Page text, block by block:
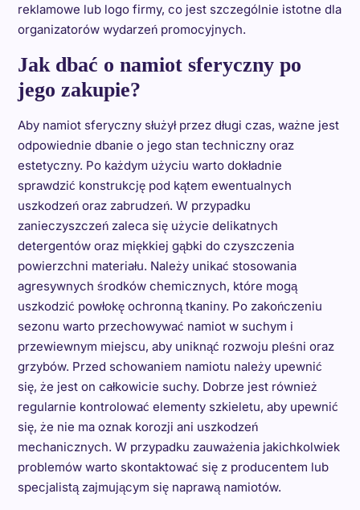
reklamowe lub logo firmy, co jest szczególnie istotne dla
organizatorów wydarzeń promocyjnych.
Jak dbać o namiot sferyczny po
jego zakupie?
Aby namiot sferyczny służył przez długi czas, ważne jest
odpowiednie dbanie o jego stan techniczny oraz
estetyczny. Po każdym użyciu warto dokładnie
sprawdzić konstrukcję pod kątem ewentualnych
uszkodzeń oraz zabrudzeń. W przypadku
zanieczyszczeń zaleca się użycie delikatnych
detergentów oraz miękkiej gąbki do czyszczenia
powierzchni materiału. Należy unikać stosowania
agresywnych środków chemicznych, które mogą
uszkodzić powłokę ochronną tkaniny. Po zakończeniu
sezonu warto przechowywać namiot w suchym i
przewiewnym miejscu, aby uniknąć rozwoju pleśni oraz
grzybów. Przed schowaniem namiotu należy upewnić
się, że jest on całkowicie suchy. Dobrze jest również
regularnie kontrolować elementy szkieletu, aby upewnić
się, że nie ma oznak korozji ani uszkodzeń
mechanicznych. W przypadku zauważenia jakichkolwiek
problemów warto skontaktować się z producentem lub
specjalistą zajmującym się naprawą namiotów.